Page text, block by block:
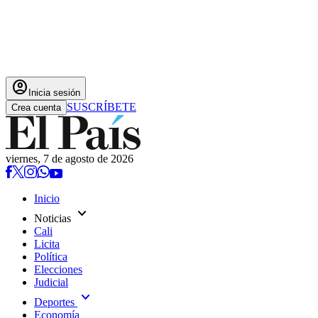
account_circle Inicia sesión
Crea cuenta SUSCRÍBETE
viernes, 7 de agosto de 2026
Inicio
Noticias expand_more
Cali
Licita
Política
Elecciones
Judicial
Deportes expand_more
Economía